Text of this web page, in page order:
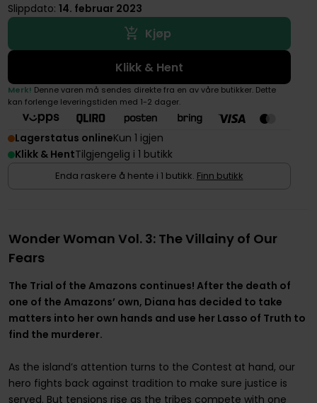
Slippdato: 14. februar 2023
Kjøp
Klikk & Hent
Merk! Denne varen må sendes direkte fra en av våre butikker. Dette
kan forlenge leveringstiden med 1-2 dager.
Lagerstatus onlineKun 1 igjen
Klikk & HentTilgjengelig i 1 butikk
Enda raskere å hente i 1 butikk. Finn butikk
Wonder Woman Vol. 3: The Villainy of Our
Fears
The Trial of the Amazons continues! After the death of
one of the Amazons’ own, Diana has decided to take
matters into her own hands and use her Lasso of Truth to
find the murderer.
As the island’s attention turns to the Contest at hand, our
hero fights back against tradition to make sure justice is
served. But tensions rise as the tribes compete with one